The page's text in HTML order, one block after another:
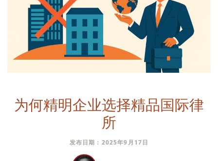
为何精明企业选择精品国际律
所
发布日期：2025年9月17日